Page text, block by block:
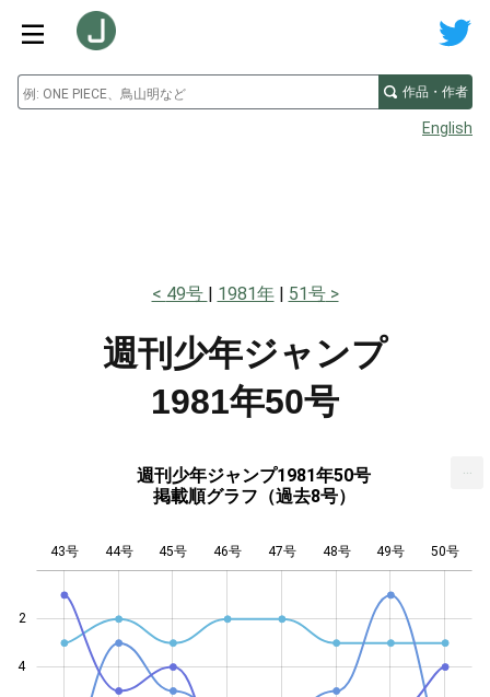
作品・作者
English
49号 1981年 51号
週刊少年ジャンプ
1981年50号
週刊少年ジャンプ1981年50号
掲載順グラフ（過去8号）
2
4
43号 44号 45号 46号 47号 48号 49号 50号